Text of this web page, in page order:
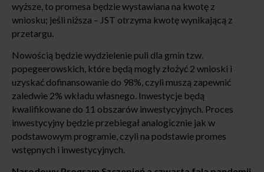
wyższe, to promesa będzie wystawiana na kwotę z
wniosku; jeśli niższa – JST otrzyma kwotę wynikającą z
przetargu.
Nowością będzie wydzielenie puli dla gmin tzw.
popegeerowskich, które będą mogły złożyć 2 wnioski i
uzyskać dofinansowanie do 98%, czyli muszą zapewnić
zaledwie 2% wkładu własnego. Inwestycje będą
kwalifikowane do 11 obszarów inwestycyjnych. Proces
inwestycyjny będzie przebiegał analogicznie jak w
podstawowym programie, czyli na podstawie promes
wstępnych i inwestycyjnych.